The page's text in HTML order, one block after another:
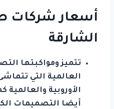
أسعار شركات
الشارقة
تتميز ومواكبتها
العالمية التي
الأوروبية والعالمية
أيضا التصميمات